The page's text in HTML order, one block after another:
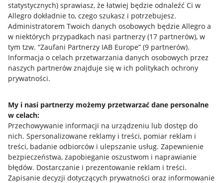
statystycznych) sprawiasz, że łatwiej będzie odnaleźć Ci w
Allegro dokładnie to, czego szukasz i potrzebujesz.
Administratorem Twoich danych osobowych będzie Allegro a
w niektórych przypadkach nasi partnerzy (17 partnerów), w
tym tzw. “Zaufani Partnerzy IAB Europe” (9 partnerów).
Informacja o celach przetwarzania danych osobowych przez
naszych partnerów znajduje się w ich politykach ochrony
prywatności.
My i nasi partnerzy możemy przetwarzać dane personalne
w celach:
Przechowywanie informacji na urządzeniu lub dostęp do
nich. Spersonalizowane reklamy i treści, pomiar reklam i
treści, badanie odbiorców i ulepszanie usług. Zapewnienie
bezpieczeństwa, zapobieganie oszustwom i naprawianie
błędów. Dostarczanie i prezentowanie reklam i treści.
Zapisanie decyzji dotyczących prywatności oraz informowanie
Przydatne informacje
Jak to działa
Allegro Gadane dla sprzedających
Allegro Gadane dla kupujących
Mapa miejscowości
Informacje prawne